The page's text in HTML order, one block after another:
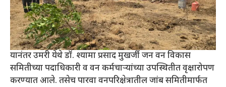
यानंतर उमरी येथे डॉ. श्यामा प्रसाद मुखर्जी जन वन विकास
समितीच्या पदाधिकारी व वन कर्मचाऱ्यांच्या उपस्थितीत वृक्षारोपण
करण्यात आले. तसेच पारवा वनपरिक्षेत्रातील जांब समितीमार्फत